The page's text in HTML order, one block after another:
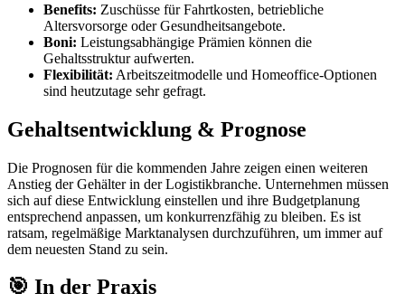
Benefits: Zuschüsse für Fahrtkosten, betriebliche
Altersvorsorge oder Gesundheitsangebote.
Boni: Leistungsabhängige Prämien können die
Gehaltsstruktur aufwerten.
Flexibilität: Arbeitszeitmodelle und Homeoffice-Optionen
sind heutzutage sehr gefragt.
Gehaltsentwicklung & Prognose
Die Prognosen für die kommenden Jahre zeigen einen weiteren
Anstieg der Gehälter in der Logistikbranche. Unternehmen müssen
sich auf diese Entwicklung einstellen und ihre Budgetplanung
entsprechend anpassen, um konkurrenzfähig zu bleiben. Es ist
ratsam, regelmäßige Marktanalysen durchzuführen, um immer auf
dem neuesten Stand zu sein.
🎯 In der Praxis